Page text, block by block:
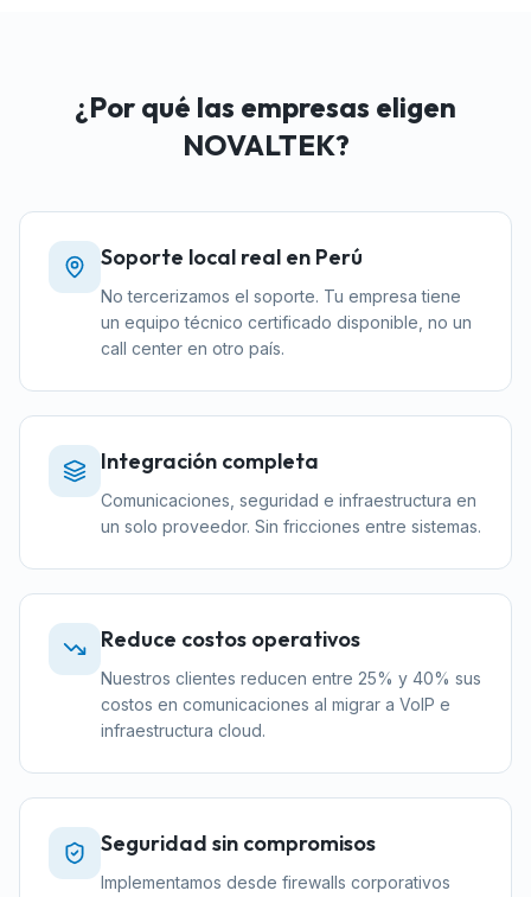
¿Por qué las empresas eligen
NOVALTEK?
Soporte local real en Perú
No tercerizamos el soporte. Tu empresa tiene
un equipo técnico certificado disponible, no un
call center en otro país.
Integración completa
Comunicaciones, seguridad e infraestructura en
un solo proveedor. Sin fricciones entre sistemas.
Reduce costos operativos
Nuestros clientes reducen entre 25% y 40% sus
costos en comunicaciones al migrar a VoIP e
infraestructura cloud.
Seguridad sin compromisos
Implementamos desde firewalls corporativos